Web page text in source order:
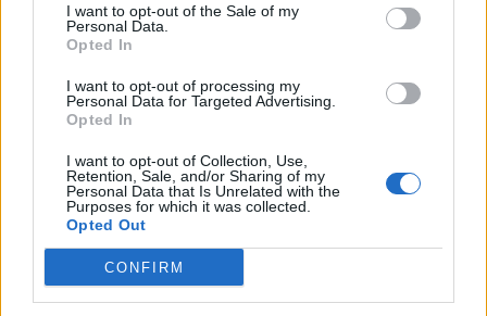
I want to opt-out of the Sale of my
Personal Data.
Opted In
I want to opt-out of processing my
Personal Data for Targeted Advertising.
Opted In
I want to opt-out of Collection, Use,
Retention, Sale, and/or Sharing of my
Personal Data that Is Unrelated with the
Purposes for which it was collected.
Opted Out
CONFIRM
Afficher la carte